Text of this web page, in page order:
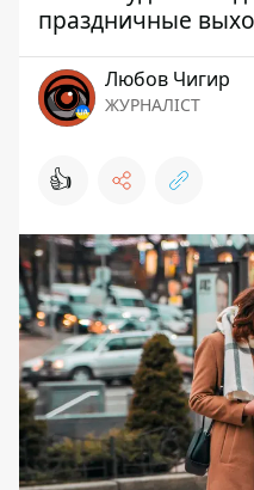
праздничные
Любов Чигир
ЖУРНАЛІСТ
👍